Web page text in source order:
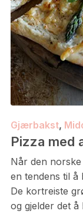
Gjærbakst,
Pizza med
Når den
en tendens til å
De kortreiste
og gjelder det